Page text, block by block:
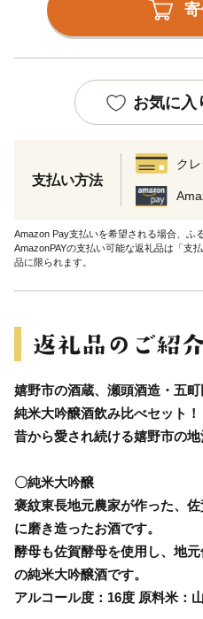
お気に入
支払い方法
ク
Amazon Pay支払いを希望される場合、ふ
AmazonPAYの支払い可能な返礼品は「支
品に限られます。
嬉野市の酒蔵、瀬頭酒造・五
純米大吟醸酒飲み比べセット！
昔から愛され続ける嬉野市の地
〇純米大吟醸
褒紋東長地元農家が作った、
に磨き造ったお酒です。
酵母も佐賀酵母を使用し、地
の純米大吟醸酒です。
アルコール度：16度 原料米：